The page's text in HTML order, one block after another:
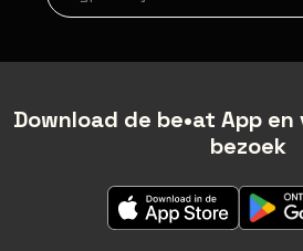
Download de be•at App
bezoek